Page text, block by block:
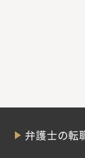
弁護士の転